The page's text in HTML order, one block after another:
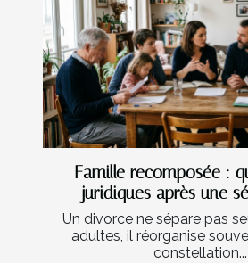
Famille recomposée :
juridiques après une
Un divorce ne sépare pas
adultes, il réorganise
constellation...